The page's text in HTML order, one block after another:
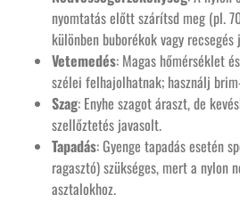
nyomtatás előtt szárítsd meg (pl.
különben buborékok vagy
Vetemedés: Magas hőmérséklet
szélei felhajolhatnak; használj
Szag: Enyhe szagot áraszt, de
szellőztetés javasolt.
Tapadás: Gyenge tapadás esetén
ragasztó) szükséges, mert a nylon
asztalokhoz.